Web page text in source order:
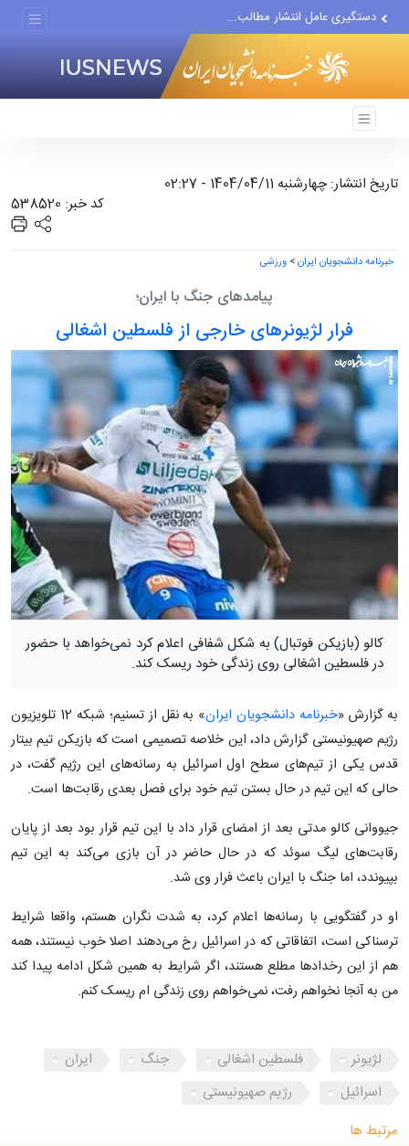
دستگیری عامل انتشار مطالب...
ضربه مغزی بیش از ۷۰۰ نظامی...
تاریخ انتشار: چهارشنبه 1404/04/11 - 02:27
کد خبر: 538520
خبرنامه دانشجویان ایران> ورزشی
پیامدهای جنگ با ایران؛
فرار لژیونرهای خارجی از فلسطین اشغالی
کالو (بازیکن فوتبال) به شکل شفافی اعلام کرد نمی‌خواهد با حضور
در فلسطین اشغالی روی زندگی خود ریسک کند.
به گزارش «خبرنامه دانشجویان ایران
» به نقل از تسنیم؛ شبکه 12 تلویزیون
رژیم صهیونیستی گزارش داد، این خلاصه تصمیمی است که بازیکن تیم بیتار
قدس یکی از تیم‌های سطح اول اسرائیل به رسانه‌های این رژیم گفت، در
حالی که این تیم در حال بستن تیم خود برای فصل بعدی رقابت‌ها است.
جیووانی کالو مدتی بعد از امضای قرار داد با این تیم قرار بود بعد از پایان
رقابت‌های لیگ سوئد که در حال حاضر در آن بازی می‌کند به این تیم
بپیوندد، اما جنگ با ایران باعث فرار وی شد.
او در گفتگویی با رسانه‌ها اعلام کرد، به شدت نگران هستم، واقعا شرایط
ترسناکی است، اتفاقاتی که در اسرائیل رخ می‌دهند اصلا خوب نیستند، همه
هم از این رخدادها مطلع هستند، اگر شرایط به همین شکل ادامه پیدا کند
من به آنجا نخواهم رفت، نمی‌خواهم روی زندگی ام ریسک کنم.
لژیونر فلسطین اشغالی جنگ
ایران
اسرائیل
رژیم صهیونیستی
مرتبط ها